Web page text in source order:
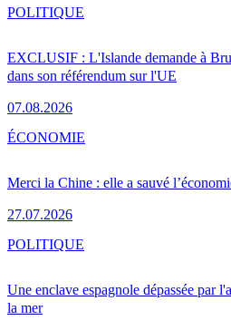
EXCLUSIF : L'Islande demande à
dans son référendum sur l'UE
07.08.2026
POLITIQUE
Merci la Chine : elle a sauvé
27.07.2026
ÉCONOMIE
Une enclave espagnole dépassée par
la mer
POLITIQUE